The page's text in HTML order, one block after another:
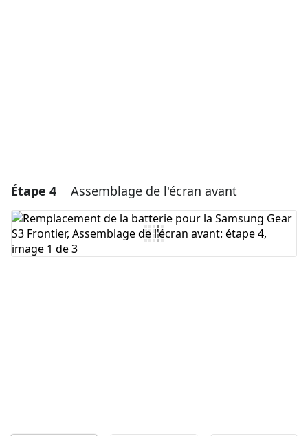
Étape 4 Assemblage de l'écran avant